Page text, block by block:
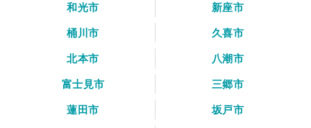
和光市
新座市
桶川市
久喜市
北本市
八潮市
富士見市
三郷市
蓮田市
坂戸市